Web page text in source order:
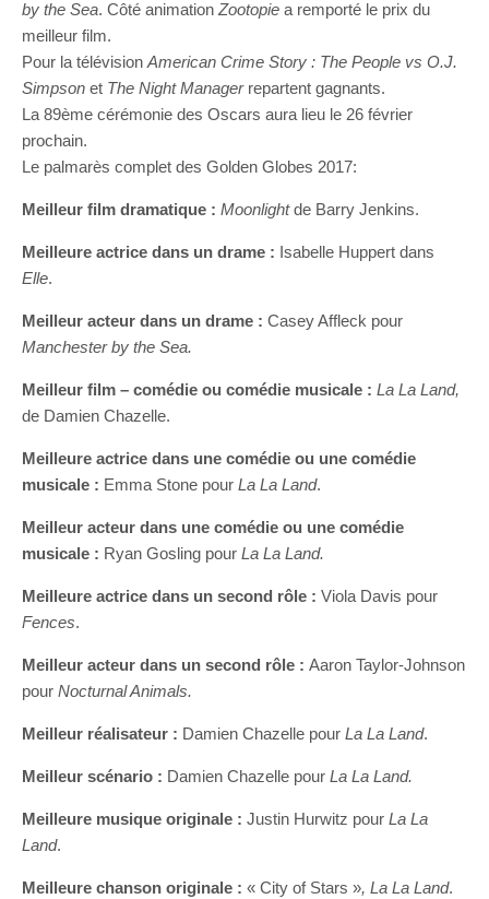
by the Sea. Côté animation Zootopie a remporté le prix du
meilleur film.
Pour la télévision American Crime Story : The People vs O.J.
Simpson et The Night Manager repartent gagnants.
La 89ème cérémonie des Oscars aura lieu le 26 février
prochain.
Le palmarès complet des Golden Globes 2017:
Meilleur film dramatique : Moonlightde Barry Jenkins.
Meilleure actrice dans un drame : Isabelle Huppert dans
Elle.
Meilleur acteur dans un drame : Casey Affleck pour
Manchester by the Sea.
Meilleur film – comédie ou comédie musicale : La La Land,
de Damien Chazelle.
Meilleure actrice dans une comédie ou une comédie
musicale : Emma Stone pour La La Land.
Meilleur acteur dans une comédie ou une comédie
musicale : Ryan Gosling pour La La Land.
Meilleure actrice dans un second rôle : Viola Davis pour
Fences.
Meilleur acteur dans un second rôle : Aaron Taylor-Johnson
pour Nocturnal Animals.
Meilleur réalisateur : Damien Chazelle pour La La Land.
Meilleur scénario : Damien Chazelle pour La La Land.
Meilleure musique originale : Justin Hurwitz pour La La
Land.
Meilleure chanson originale : « City of Stars », La La Land.